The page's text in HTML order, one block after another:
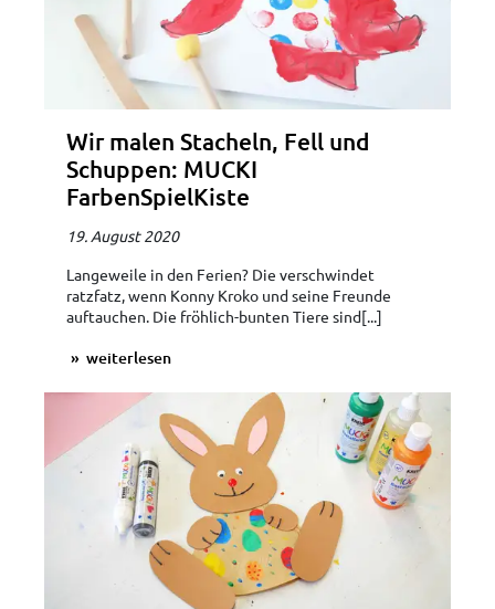
Wir malen Stacheln, Fell und
Schuppen: MUCKI
FarbenSpielKiste
19. August 2020
Langeweile in den Ferien? Die verschwindet
ratzfatz, wenn Konny Kroko und seine Freunde
auftauchen. Die fröhlich-bunten Tiere sind[...]
weiterlesen